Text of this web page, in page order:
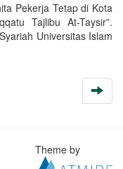
Pekerja Tetap di Kota
Tajlibu At-Taysir”.
Universitas Islam
Theme by